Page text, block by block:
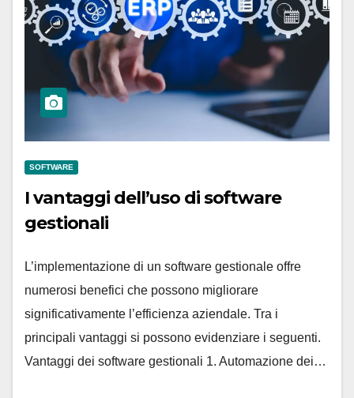
SOFTWARE
I vantaggi dell’uso di software
gestionali
L’implementazione di un software gestionale offre
numerosi benefici che possono migliorare
significativamente l’efficienza aziendale. Tra i
principali vantaggi si possono evidenziare i seguenti.
Vantaggi dei software gestionali 1. Automazione dei…